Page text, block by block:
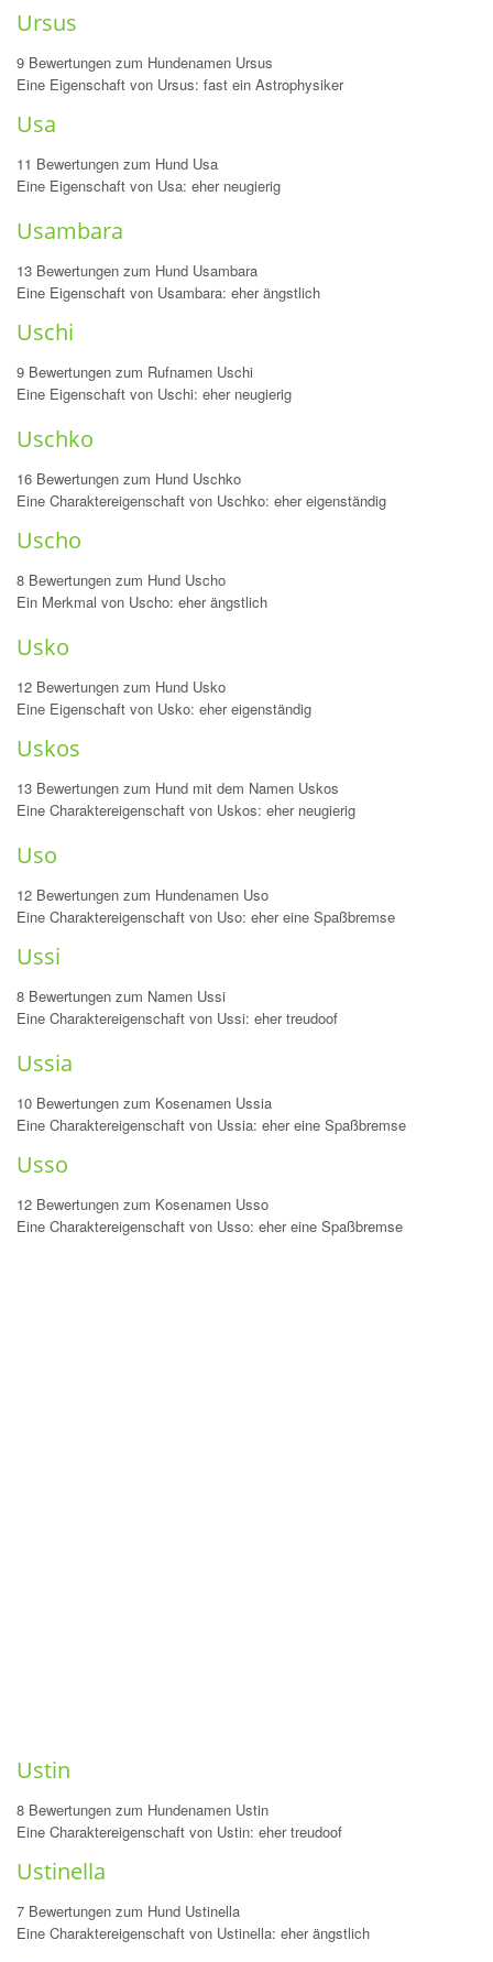
Ursus
9 Bewertungen zum Hundenamen Ursus
Eine Eigenschaft von Ursus: fast ein Astrophysiker
Usa
11 Bewertungen zum Hund Usa
Eine Eigenschaft von Usa: eher neugierig
Usambara
13 Bewertungen zum Hund Usambara
Eine Eigenschaft von Usambara: eher ängstlich
Uschi
9 Bewertungen zum Rufnamen Uschi
Eine Eigenschaft von Uschi: eher neugierig
Uschko
16 Bewertungen zum Hund Uschko
Eine Charaktereigenschaft von Uschko: eher eigenständig
Uscho
8 Bewertungen zum Hund Uscho
Ein Merkmal von Uscho: eher ängstlich
Usko
12 Bewertungen zum Hund Usko
Eine Eigenschaft von Usko: eher eigenständig
Uskos
13 Bewertungen zum Hund mit dem Namen Uskos
Eine Charaktereigenschaft von Uskos: eher neugierig
Uso
12 Bewertungen zum Hundenamen Uso
Eine Charaktereigenschaft von Uso: eher eine Spaßbremse
Ussi
8 Bewertungen zum Namen Ussi
Eine Charaktereigenschaft von Ussi: eher treudoof
Ussia
10 Bewertungen zum Kosenamen Ussia
Eine Charaktereigenschaft von Ussia: eher eine Spaßbremse
Usso
12 Bewertungen zum Kosenamen Usso
Eine Charaktereigenschaft von Usso: eher eine Spaßbremse
Ustin
8 Bewertungen zum Hundenamen Ustin
Eine Charaktereigenschaft von Ustin: eher treudoof
Ustinella
7 Bewertungen zum Hund Ustinella
Eine Charaktereigenschaft von Ustinella: eher ängstlich